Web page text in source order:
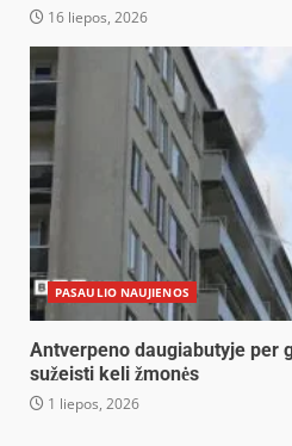
16 liepos, 2026
PASAULIO NAUJIENOS
Antverpeno daugiabutyje per
sužeisti keli žmonės
1 liepos, 2026